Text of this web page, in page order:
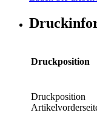
Druckposition
Druckposition